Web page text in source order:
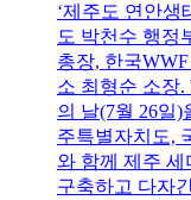
‘제주도 연안생
도 박천수 행정
총장, 한국
소 최형순 소장
의 날(7월 26일)
주특별자치도,
와 함께 제주
구축하고 다자